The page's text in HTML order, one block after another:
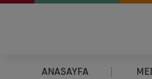
ANASAYFA